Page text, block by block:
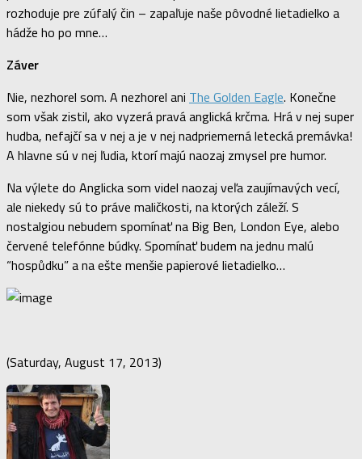
rozhoduje pre zúfalý čin – zapaľuje naše pôvodné lietadielko a
hádže ho po mne…
Záver
Nie, nezhorel som. A nezhorel ani The Golden Eagle. Konečne
som však zistil, ako vyzerá pravá anglická krčma. Hrá v nej super
hudba, nefajčí sa v nej a je v nej nadpriemerná letecká premávka!
A hlavne sú v nej ľudia, ktorí majú naozaj zmysel pre humor.
Na výlete do Anglicka som videl naozaj veľa zaujímavých vecí,
ale niekedy sú to práve maličkosti, na ktorých záleží. S
nostalgiou nebudem spomínať na Big Ben, London Eye, alebo
červené telefónne búdky. Spomínať budem na jednu malú
“hospůdku” a na ešte menšie papierové lietadielko…
(Saturday, August 17, 2013)